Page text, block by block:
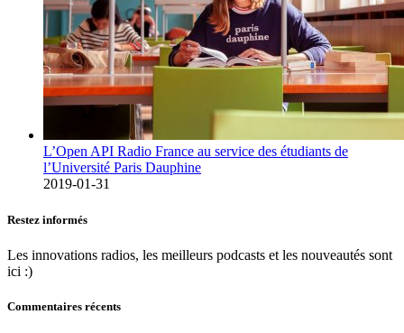
L’Open API Radio France au service des étudiants de
l’Université Paris Dauphine
2019-01-31
Restez informés
Les innovations radios, les meilleurs podcasts et les nouveautés sont
ici :)
Commentaires récents